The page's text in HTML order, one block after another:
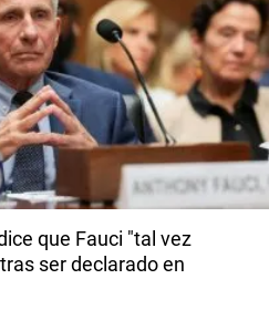
que Fauci "tal vez
ser declarado en